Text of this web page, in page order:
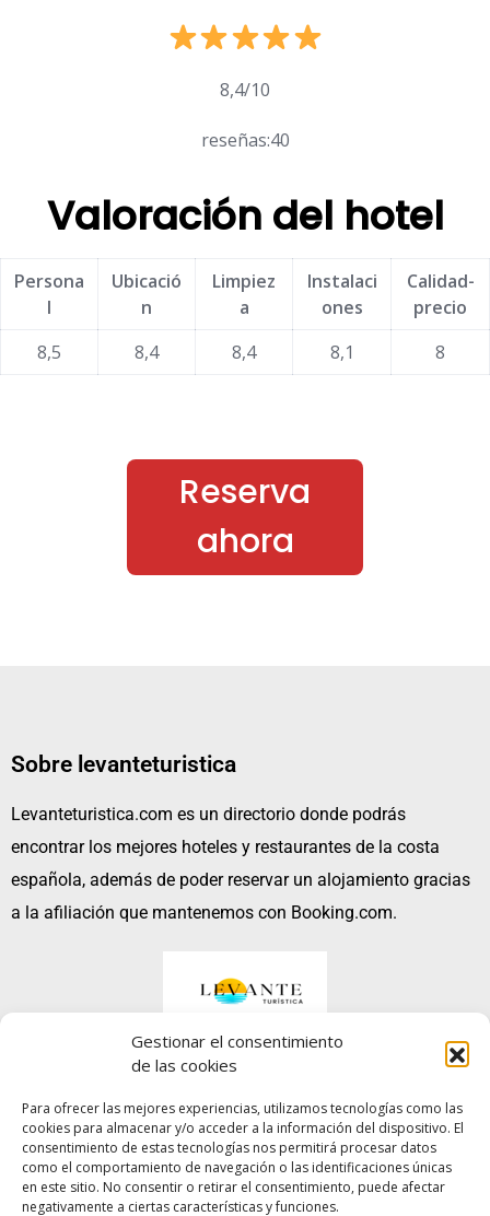
Gestionar el consentimiento
de las cookies
Para ofrecer las mejores experiencias, utilizamos tecnologías como las
cookies para almacenar y/o acceder a la información del dispositivo. El
consentimiento de estas tecnologías nos permitirá procesar datos
como el comportamiento de navegación o las identificaciones únicas
en este sitio. No consentir o retirar el consentimiento, puede afectar
negativamente a ciertas características y funciones.
8,4/10
reseñas:40
Valoración del hotel
Persona
l
Ubicació
n
Limpiez
a
Instalaci
ones
Calidad-
precio
8,5
8,4 8,4 8,1 8
Reserva
ahora
Sobre levanteturistica
Levanteturistica.com es un directorio donde podrás
encontrar los mejores hoteles y restaurantes de la costa
española, además de poder reservar un alojamiento gracias
a la afiliación que mantenemos con Booking.com.
No te pierdas…¡Nuestras increibles GUÍAS!
Aviso legal